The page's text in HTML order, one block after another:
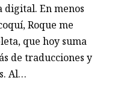
digital. En menos
Roque me
que hoy suma
de traducciones y
Al…